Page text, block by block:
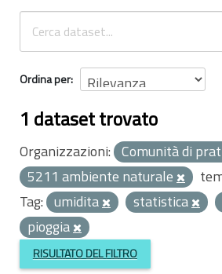
INFORMAZIONI
Ordina per
1 dataset trovato
Organizzazioni: Comunità di
5211 ambiente naturale
Tag: umidita statistica
pioggia
RISULTATO DEL FILTRO